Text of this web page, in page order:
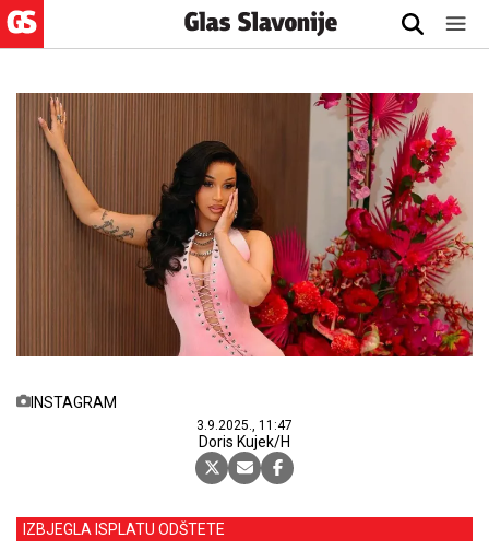
INSTAGRAM
3.9.2025., 11:47
Doris Kujek/H
IZBJEGLA ISPLATU ODŠTETE